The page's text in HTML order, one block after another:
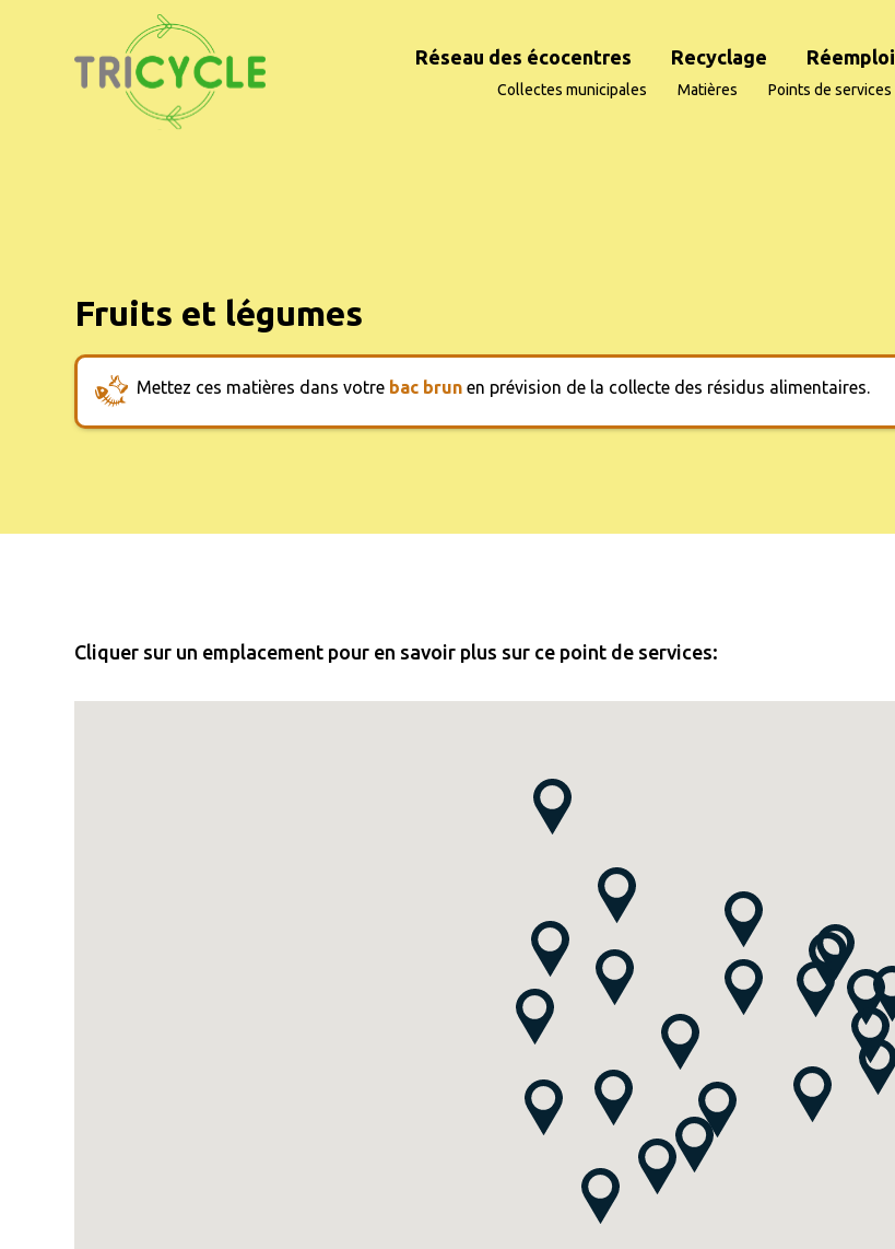
Réseau des écocentres Recyclage Réemploi
Collectes municipales Matières Points de services
Fruits et légumes
Mettez ces matières dans votre bac brun en prévision de la collecte des résidus alimentaires.
Cliquer sur un emplacement pour en savoir plus sur ce point de services: